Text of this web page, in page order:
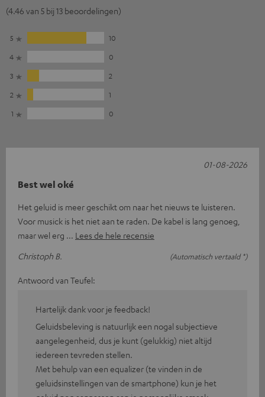
(4.46 van 5 bij 13 beoordelingen)
5
10
4
0
3
2
2
1
1
0
Best wel oké
Het geluid is meer geschikt om naar het nieuws te luisteren.
Voor musick is het niet aan te raden. De kabel is lang genoeg,
maar wel erg
Lees de hele recensie
Christoph B.
(Automatisch vertaald *)
01-08-2026
Antwoord van Teufel:
Hartelijk dank voor je feedback!
Geluidsbeleving is natuurlijk een nogal subjectieve
aangelegenheid, dus je kunt (gelukkig) niet altijd
iedereen tevreden stellen.
Met behulp van een equalizer (te vinden in de
geluidsinstellingen van de smartphone) kun je het